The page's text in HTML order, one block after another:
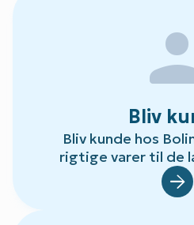
Bliv
Bliv kunde hos
rigtige varer til de